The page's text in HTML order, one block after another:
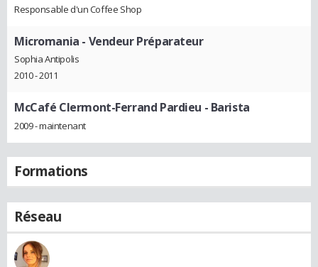
Responsable d'un Coffee Shop
Micromania - Vendeur Préparateur
Sophia Antipolis
2010 - 2011
McCafé Clermont-Ferrand Pardieu - Barista
2009 - maintenant
Formations
Réseau